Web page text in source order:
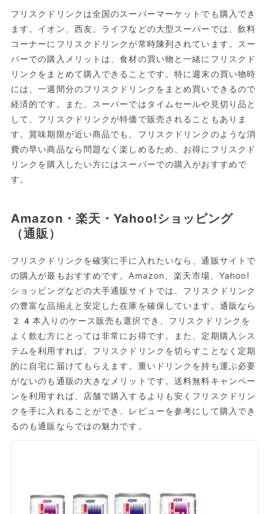
フリスクドリンクは全国のスーパーマーケットでも購入でき
ます。イオン、西友、ライフなどの大型スーパーでは、飲料
コーナーにフリスクドリンクが常時陳列されています。スー
パーでの購入メリットは、食材の買い物と一緒にフリスクド
リンクをまとめて購入できることです。特に週末の買い物時
には、一週間分のフリスクドリンクをまとめ買いできるので
経済的です。また、スーパーではタイムセールや見切り品と
して、フリスクドリンクが特価で販売されることもありま
す。賞味期限が近い商品でも、フリスクドリンクのような消
費の早い商品なら問題なく楽しめるため、お得にフリスクド
リンクを購入したい方にはスーパーでの購入がおすすめで
す。
Amazon・楽天・Yahoo!ショッピング
（通販）
フリスクドリンクを確実に手に入れたいなら、通販サイトで
の購入が最もおすすめです。Amazon、楽天市場、Yahoo!
ショッピングなどの大手通販サイトでは、フリスクドリンク
の豊富な品揃えと安定した在庫を確保しています。通販なら
24本入りのケース販売も選択でき、フリスクドリンクを
よく飲む方にとっては非常にお得です。また、定期購入シス
テムを利用すれば、フリスクドリンクを切らすことなく定期
的に自宅に届けてもらえます。重いドリンクを持ち運ぶ必要
がないのも通販の大きなメリットです。送料無料キャンペー
ンを利用すれば、店舗で購入するよりも安くフリスクドリン
クを手に入れることができ、レビューを参考にして購入でき
るのも通販ならではの魅力です。